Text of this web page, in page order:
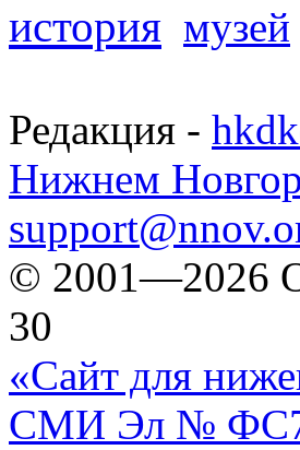
история музей
Редакция -
Нижнем
© 2001—2026
30
«Сайт для
СМИ Эл №